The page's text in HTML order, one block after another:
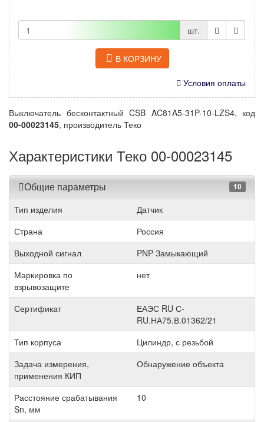
шт.
В КОРЗИНУ
Условия оплаты
Выключатель бесконтактный CSB AC81A5-31P-10-LZS4, код
00-00023145, производитель Теко
Характеристики Теко 00-00023145
Общие параметры 10
Тип изделия
Датчик
Страна
Россия
Выходной сигнал
PNP Замыкающий
Маркировка по
взрывозащите
нет
Сертификат
ЕАЭС RU С-
RU.НА75.В.01362/21
Тип корпуса
Цилиндр, с резьбой
Задача измерения,
применения КИП
Обнаружение объекта
Расстояние срабатывания
Sn, мм
10